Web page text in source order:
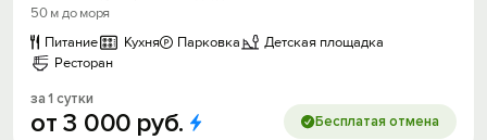
50 м до моря
Питание
Кухня Парковка
Детская площадка
Ресторан
за 1 сутки
от3 000 руб. Бесплатая отмена